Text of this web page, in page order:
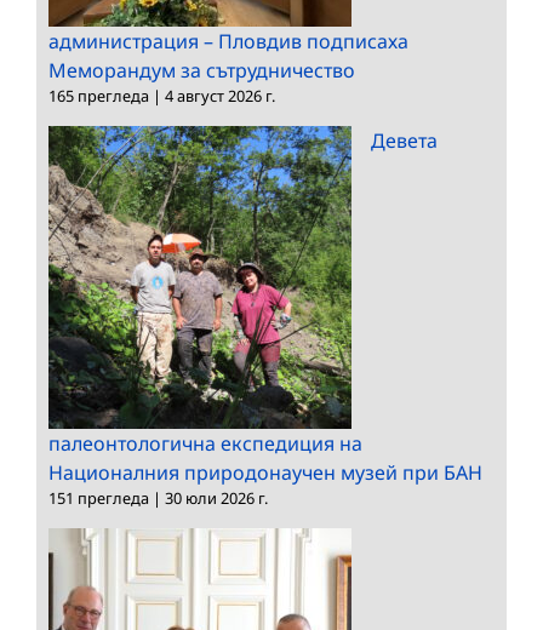
администрация – Пловдив подписаха
Меморандум за сътрудничество
165 прегледа | 4 август 2026 г.
Девета
палеонтологична експедиция на
Националния природонаучен музей при БАН
151 прегледа | 30 юли 2026 г.